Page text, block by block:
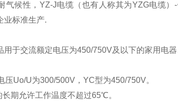
气候性，YZ-J电缆（也有人称其为YZG电缆
业标准生产.
用于交流额定电压为450/750V及以下的家用电
压Uo/U为300/500V，YC型为450/750V。
长期允许工作温度不超过65℃。